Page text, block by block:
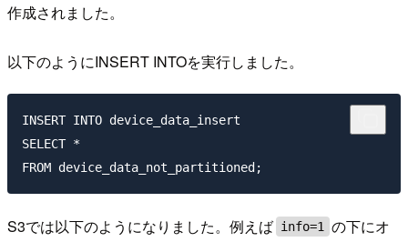
作成されました。
以下のようにINSERT INTOを実行しました。
INSERT INTO device_data_insert
SELECT *
S3では以下のようになりました。例えば info=1
の下にオ